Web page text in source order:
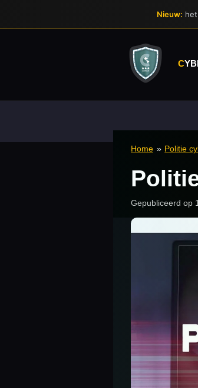
C
Home » Politie
Gepubliceerd op
Nieuw: